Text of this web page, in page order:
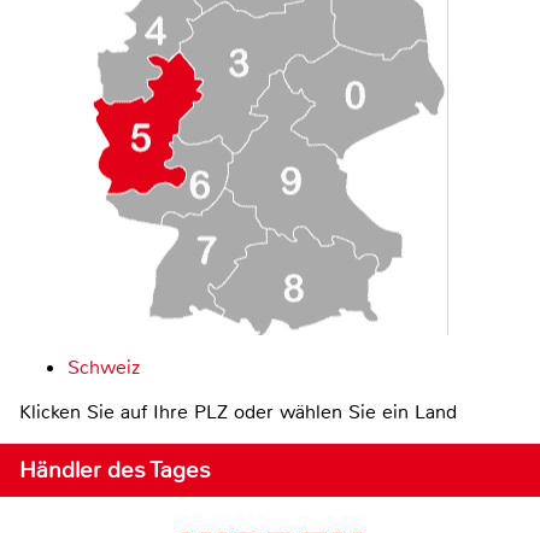
Schweiz
Klicken Sie auf Ihre PLZ oder wählen Sie ein Land
Händler des Tages